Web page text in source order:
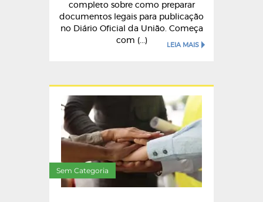
completo sobre como preparar
documentos legais para publicação
no Diário Oficial da União. Começa
com (...)
LEIA MAIS
Sem Categoria